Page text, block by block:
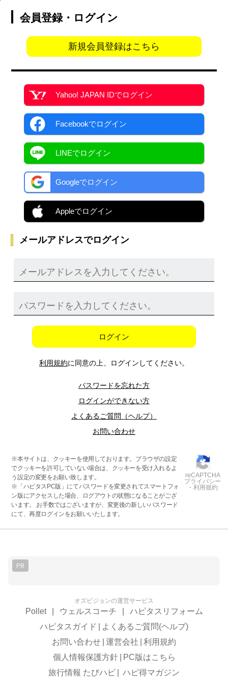
会員登録・ログイン
新規会員登録はこちら
Yahoo! JAPAN IDでログイン
Facebookでログイン
LINEでログイン
Googleでログイン
Appleでログイン
メールアドレスでログイン
ログイン
利用規約に同意の上、ログインしてください。
パスワードを忘れた方
ログインができない方
よくあるご質問（ヘルプ）
お問い合わせ
※本サイトは、クッキーを使用しております。ブラウザの設定
でクッキーを許可していない場合は、クッキーを受け入れるよ
う設定の変更をお願い致します。
※「ハピタスPC版」にてパスワードを変更されてスマートフォ
ン版にアクセスした場合、ログアウトの状態になることがござ
います。 お手数ではございますが、変更後の新しいパスワード
にて、再度ログインをお願いいたします。
reCAPTCHA
プライバシー
・利用規約
PR
オズビジョンの運営サービス
Pollet ウェルスコーチ
ハピタスリフォーム
ハピタスガイド
よくあるご質問(ヘルプ)
お問い合わせ 運営会社
利用規約
個人情報保護方針
PC版はこちら
旅行情報 たびハピ
ハピ得マガジン